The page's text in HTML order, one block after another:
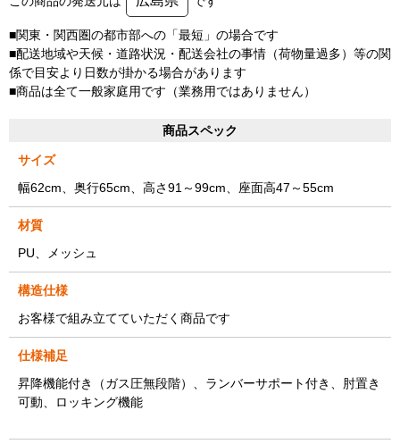
■関東・関西圏の都市部への「最短」の場合です
■配送地域や天候・道路状況・配送会社の事情（荷物量過多）等の関
係で目安より日数が掛かる場合があります
■商品は全て一般家庭用です（業務用ではありません）
商品スペック
サイズ
幅62cm、奥行65cm、高さ91～99cm、座面高47～55cm
材質
PU、メッシュ
構造仕様
お客様で組み立てていただく商品です
仕様補足
昇降機能付き（ガス圧無段階）、ランバーサポート付き、肘置き
可動、ロッキング機能